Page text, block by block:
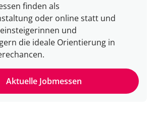
finden als
oder online statt und
und
die ideale Orientierung in
Aktuelle Jobmessen